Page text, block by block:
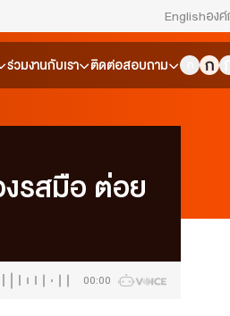
Englishองค์
สมัครงาน/ฝึกงาน
ร่วมงานกับเรา ติดต่อสอบถาม
รสมือ ต่อย
00:00